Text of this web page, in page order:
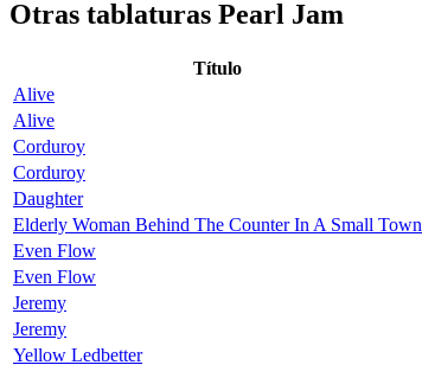
Otras tablaturas Pearl Jam
Título
Alive
Alive
Corduroy
Corduroy
Daughter
Elderly Woman Behind The Counter In A Small Town
Even Flow
Even Flow
Jeremy
Jeremy
Yellow Ledbetter